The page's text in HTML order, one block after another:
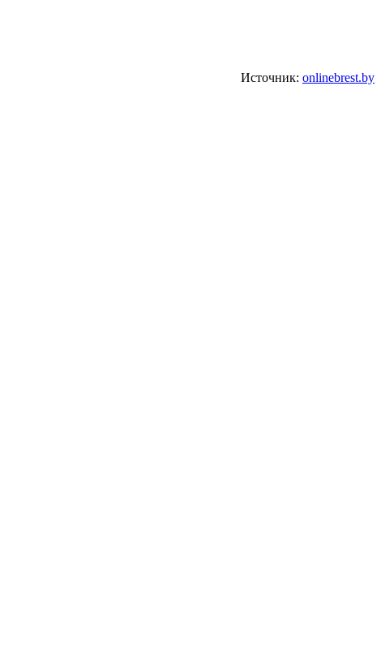
Источник: onlinebrest.by